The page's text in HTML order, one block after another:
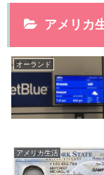
アメリカ
オーランド
アメリカ生活